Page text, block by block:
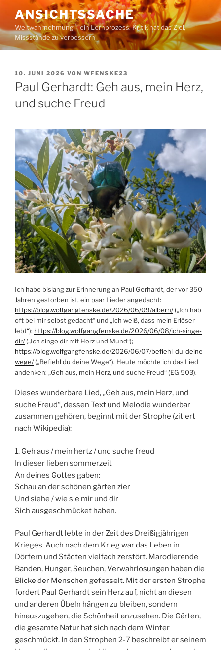
Inhalt
springen
ANSICHTSSACHE
Weltwahrnehmung – ein Lernprozess: Kritik hat das Ziel,
Missstände zu verbessern
VERÖFFENTLICHT
AM
10. JUNI 2026 VON WFENSKE23
Paul Gerhardt: Geh aus, mein Herz,
und suche Freud
Ich habe bislang zur Erinnerung an Paul Gerhardt, der vor 350
Jahren gestorben ist, ein paar Lieder angedacht:
https://blog.wolfgangfenske.de/2026/06/09/albern/(„Ich hab
oft bei mir selbst gedacht“ und „Ich weiß, dass mein Erlöser
lebt“); https://blog.wolfgangfenske.de/2026/06/08/ich-singe-
dir/(„Ich singe dir mit Herz und Mund“);
https://blog.wolfgangfenske.de/2026/06/07/befiehl-du-deine-
wege/(„Befiehl du deine Wege“). Heute möchte ich das Lied
andenken: „Geh aus, mein Herz, und suche Freud“ (EG 503).
Dieses wunderbare Lied, „Geh aus, mein Herz, und
suche Freud“, dessen Text und Melodie wunderbar
zusammen gehören, beginnt mit der Strophe (zitiert
nach Wikipedia):
1. Geh aus / mein hertz / und suche freud
In dieser lieben sommerzeit
An deines Gottes gaben:
Schau an der schönen gärten zier
Und siehe / wie sie mir und dir
Sich ausgeschmücket haben.
Paul Gerhardt lebte in der Zeit des Dreißigjährigen
Krieges. Auch nach dem Krieg war das Leben in
Dörfern und Städten vielfach zerstört. Marodierende
Banden, Hunger, Seuchen, Verwahrlosungen haben die
Blicke der Menschen gefesselt. Mit der ersten Strophe
fordert Paul Gerhardt sein Herz auf, nicht an diesen
und anderen Übeln hängen zu bleiben, sondern
hinauszugehen, die Schönheit anzusehen. Die Gärten,
die gesamte Natur hat sich nach dem Winter
geschmückt. In den Strophen 2-7 beschreibt er seinem